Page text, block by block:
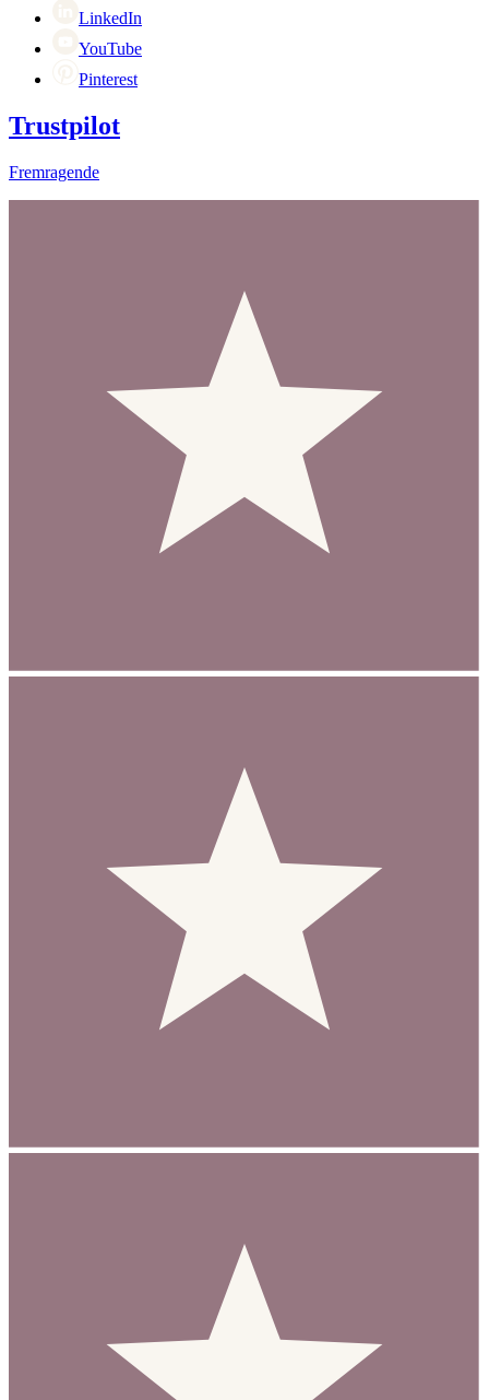
LinkedIn
YouTube
Pinterest
Trustpilot
Fremragende